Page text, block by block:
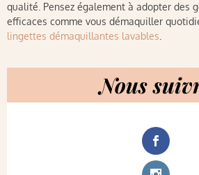
qualité. Pensez également à adopter des
efficaces comme vous démaquiller
lingettes démaquillantes lavables
Nous